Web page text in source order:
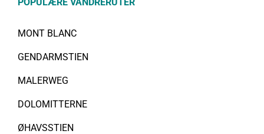
MONT BLANC
GENDARMSTIEN
MALERWEG
DOLOMITTERNE
ØHAVSSTIEN